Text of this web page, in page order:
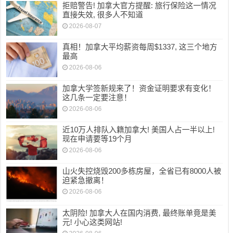
拒赔警告! 加拿大官方提醒: 旅行保险这一情况
直接失效, 很多人不知道
2026-08-07
真相！加拿大平均薪资每周$1337, 这三个地方
最高
2026-08-06
加拿大学签新规来了！资金证明要求有变化！
这几条一定要注意！
2026-08-06
近10万人排队入籍加拿大! 美国人占一半以上!
现在申请要等19个月
2026-08-06
山火失控烧毁200多栋房屋，全省已有8000人被
迫紧急撤离！
2026-08-06
太阴险! 加拿大人在国内消费, 最终账单竟是美
元! 小心这类网站!